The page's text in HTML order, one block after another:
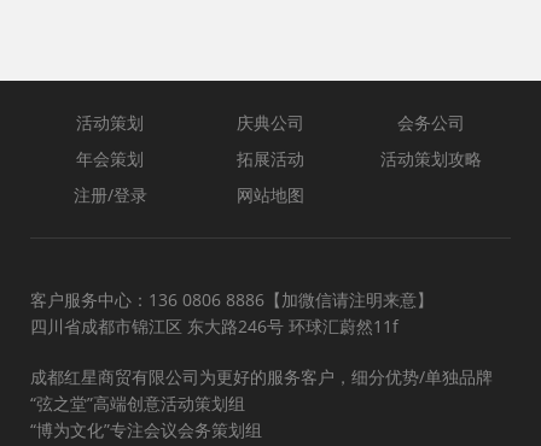
活动策划 庆典公司
会务公司
年会策划
拓展活动
活动策划攻略
注册/登录
网站地图
客户服务中心：136 0806 8886【加微信请注明来意】
四川省成都市锦江区 东大路246号 环球汇蔚然11f
成都红星商贸有限公司为更好的服务客户，细分优势/单独品牌
“弦之堂”高端创意活动策划组
“博为文化”专注会议会务策划组